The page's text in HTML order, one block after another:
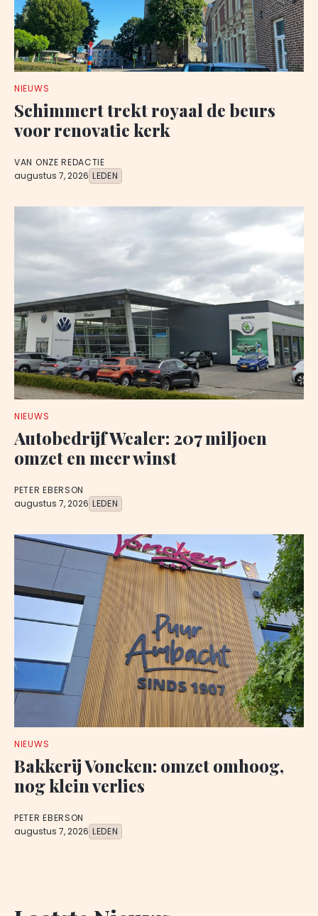
NIEUWS
Schimmert trekt royaal de beurs
voor renovatie kerk
VAN ONZE REDACTIE
augustus 7, 2026 LEDEN
NIEUWS
Autobedrijf Wealer: 207 miljoen
omzet en meer winst
PETER EBERSON
augustus 7, 2026 LEDEN
NIEUWS
Bakkerij Voncken: omzet omhoog,
nog klein verlies
PETER EBERSON
augustus 7, 2026 LEDEN